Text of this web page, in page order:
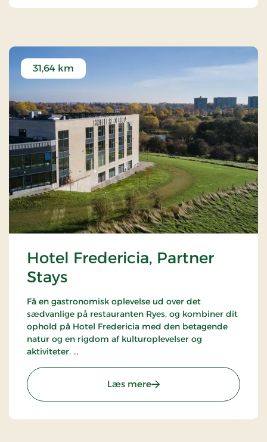
Hotel Fredericia, Partner
Stays
31,64 km
Få en gastronomisk oplevelse ud over det
sædvanlige på restauranten Ryes, og kombiner dit
ophold på Hotel Fredericia med den betagende
natur og en rigdom af kulturoplevelser og
aktiviteter.
The Hotel Alliance.
Læs mere: Hotel Fredericia, Partner